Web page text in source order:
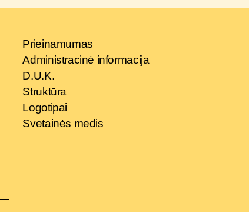
Prieinamumas
Administracinė informacija
D.U.K.
Struktūra
Logotipai
Svetainės medis